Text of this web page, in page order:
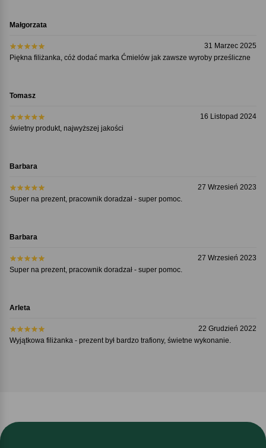
Małgorzata
31 Marzec 2025
Piękna filiżanka, cóż dodać marka Ćmielów jak zawsze wyroby prześliczne
Tomasz
16 Listopad 2024
świetny produkt, najwyższej jakości
Barbara
27 Wrzesień 2023
Super na prezent, pracownik doradzał - super pomoc.
Barbara
27 Wrzesień 2023
Super na prezent, pracownik doradzał - super pomoc.
Arleta
22 Grudzień 2022
Wyjątkowa filiżanka - prezent był bardzo trafiony, świetne wykonanie.